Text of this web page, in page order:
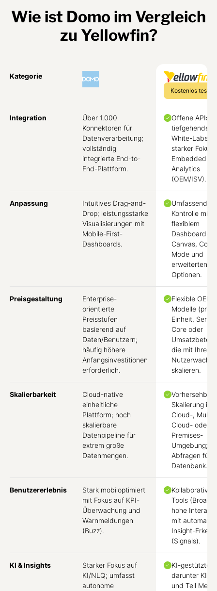
Wie ist Domo im Vergleich
zu Yellowfin?
Kategorie
Kostenlos testen
Integration
Über 1.000
Konnektoren für
Datenverarbeitung;
vollständig
integrierte End-to-
End-Plattform.
Offene APIs
tiefgehendes
White-
starker Fokus
Embedded
Analytics
(OEM/ISV).
Anpassung
Intuitives Drag-and-
Drop; leistungsstarke
Visualisierungen mit
Mobile-First-
Dashboards.
Umfassende
Kontrolle mit
flexiblem
Dashboard-
Canvas, Code
Mode und
erweiterten
Optionen.
Preisgestaltung
Enterprise-
orientierte
Preisstufen
basierend auf
Daten/Benutzern;
häufig höhere
Anfangsinvestitionen
erforderlich.
Flexible OEM/
Modelle (pro
Einheit,
Core oder
die mit Ihrem
skalieren.
Skalierbarkeit
Cloud-native
einheitliche
Plattform; hoch
skalierbare
Datenpipeline für
extrem große
Datenmengen.
Vorhersehbare
Skalierung in
Cloud-, Multi-
Cloud- oder
Premises-
Umgebung;
Abfragen für
Datenbank.
Benutzererlebnis
Stark mobiloptimiert
mit Fokus auf KPI-
Überwachung und
Warnmeldungen
(Buzz).
Kollaborative
Tools
hohe
mit
Insight-
(Signals).
KI & Insights
Starker Fokus auf
KI/NLQ; umfasst
autonome
KI-gestützte
darunter KI-
und Tell Me